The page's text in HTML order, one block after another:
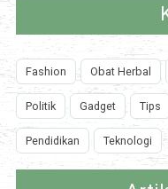
Fashion Obat Herbal
Politik Gadget Tips
Pendidikan Teknologi